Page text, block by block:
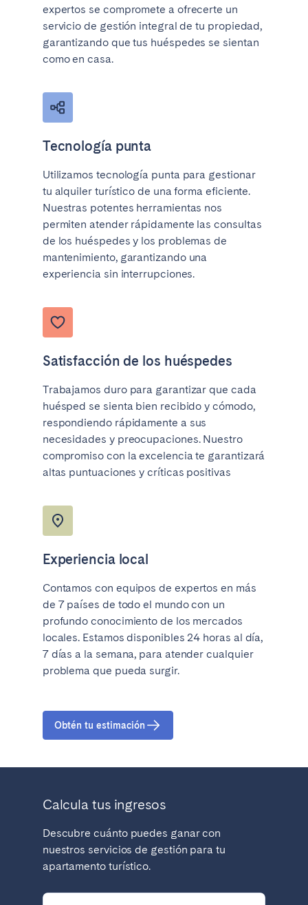
expertos se compromete a ofrecerte un
servicio de gestión integral de tu propiedad,
garantizando que tus huéspedes se sientan
como en casa.
Tecnología punta
Utilizamos tecnología punta para gestionar
tu alquiler turístico de una forma eficiente.
Nuestras potentes herramientas nos
permiten atender rápidamente las consultas
de los huéspedes y los problemas de
mantenimiento, garantizando una
experiencia sin interrupciones.
Satisfacción de los huéspedes
Trabajamos duro para garantizar que cada
huésped se sienta bien recibido y cómodo,
respondiendo rápidamente a sus
necesidades y preocupaciones. Nuestro
compromiso con la excelencia te garantizará
altas puntuaciones y críticas positivas
Experiencia local
Contamos con equipos de expertos en más
de 7 países de todo el mundo con un
profundo conocimiento de los mercados
locales. Estamos disponibles 24 horas al día,
7 días a la semana, para atender cualquier
problema que pueda surgir.
Obtén tu estimación
Calcula tus ingresos
Descubre cuánto puedes ganar con
nuestros servicios de gestión para tu
apartamento turístico.
SWITZERLAND
UNITED ARAB EMIRATES
UNITED KINGDOM
ENGLAND
Birmingham
London
SCOTLAND
WALES
Cardiff
Albufeira
Coimbra
Setúbal
Viana do Castelo
MADEIRA